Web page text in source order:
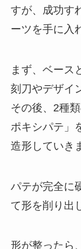
すが、成功す
ーツを手に入
まず、ベース
刻刀やデザイ
その後、2種
ポキシパテ」
造形していき
パテが完全に
て形を削り出
形が整ったら